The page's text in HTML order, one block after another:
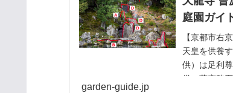
庭園ガイ
【京都市右
天皇を供養
供）は足利
僧・夢窓疎
garden-guide.jp